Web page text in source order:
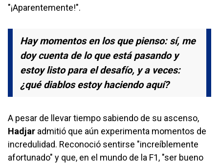
"¡Aparentemente!".
Hay momentos en los que pienso: sí, me
doy cuenta de lo que está pasando y
estoy listo para el desafío, y a veces:
¿qué diablos estoy haciendo aquí?
A pesar de llevar tiempo sabiendo de su ascenso,
Hadjar admitió que aún experimenta momentos de
incredulidad. Reconoció sentirse "increíblemente
afortunado" y que, en el mundo de la F1, "ser bueno